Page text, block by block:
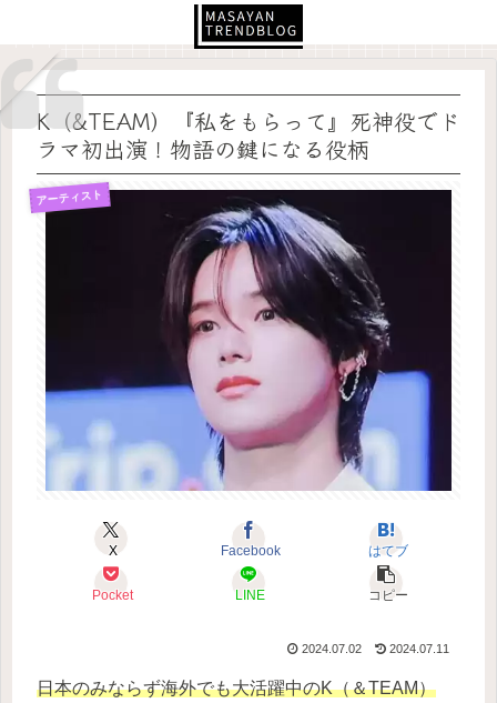
K（&TEAM）『私をもらって』死神役でド
ラマ初出演！物語の鍵になる役柄
アーティスト
X Facebook はてブ
Pocket LINE コピー
2024.07.02 2024.07.11
日本のみならず海外でも大活躍中のK（＆TEAM）